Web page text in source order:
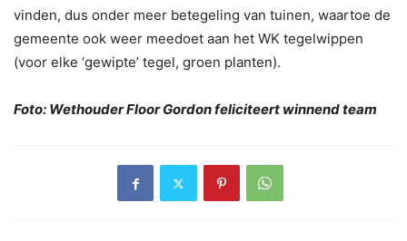
vinden, dus onder meer betegeling van tuinen, waartoe de
gemeente ook weer meedoet aan het WK tegelwippen
(voor elke ‘gewipte’ tegel, groen planten).
Foto: Wethouder Floor Gordon feliciteert winnend team